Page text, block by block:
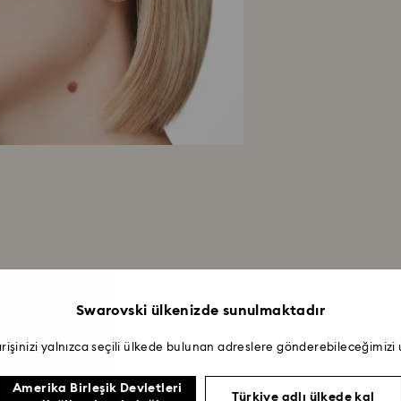
Swarovski ülkenizde sunulmaktadır
yalnızca seçili ülkede bulunan adreslere gönderebileceğimizi
Amerika Birleşik Devletleri
Türkiye adlı ülkede kal